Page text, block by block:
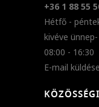
+36 1 88 55
Hétfő -
kivéve
08:00 - 16:30
E-mail küldése